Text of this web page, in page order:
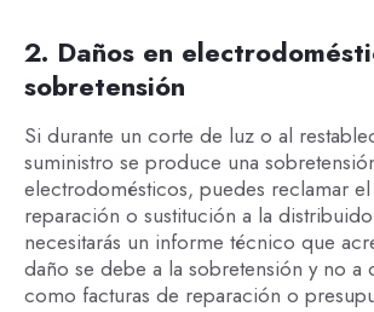
2. Daños en
sobretensión
Si durante un corte de luz o al
suministro se produce una
electrodomésticos, puedes reclamar
reparación o sustitución a la
necesitarás un informe técnico que
daño se debe a la sobretensión y no a
como facturas de reparación o